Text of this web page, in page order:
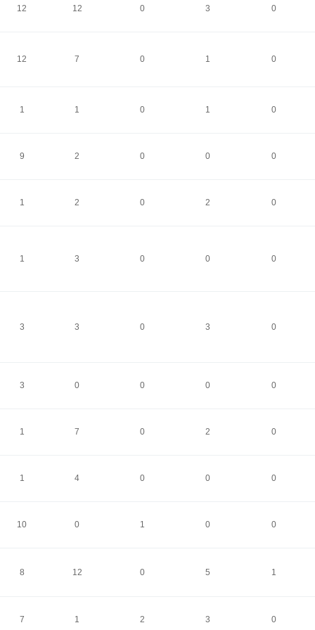
12 12 0 3 0
12 7 0 1 0
1 1 0 1 0
9 2 0 0 0
1 2 0 2 0
1 3 0 0 0
3 3 0 3 0
3 0 0 0 0
1 7 0 2 0
1 4 0 0 0
10 0 1 0 0
8 12 0 5 1
7 1 2 3 0